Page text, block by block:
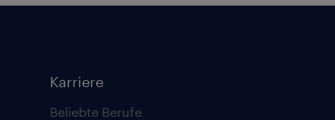
Karriere
Beliebte Berufe